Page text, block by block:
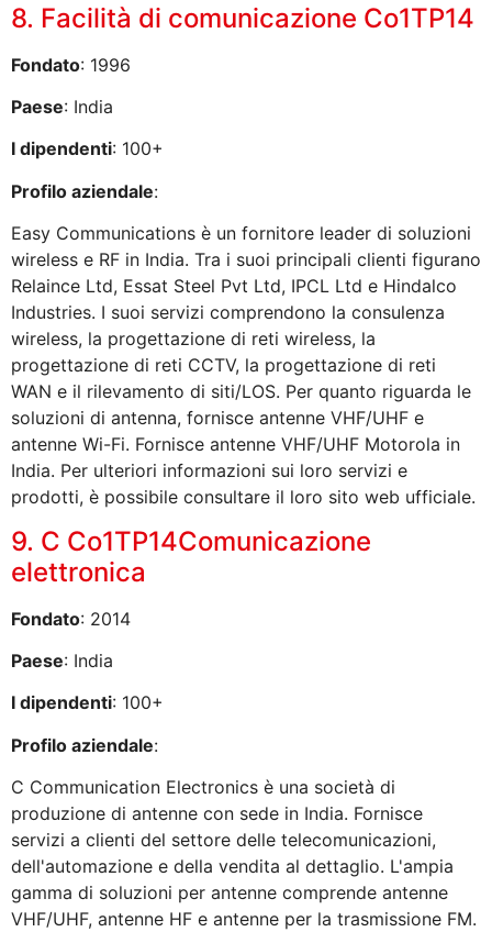
8. Facilità di comunicazione Co1TP14
Fondato: 1996
Paese: India
I dipendenti: 100+
Profilo aziendale:
Easy Communications è un fornitore leader di soluzioni
wireless e RF in India. Tra i suoi principali clienti figurano
Relaince Ltd, Essat Steel Pvt Ltd, IPCL Ltd e Hindalco
Industries. I suoi servizi comprendono la consulenza
wireless, la progettazione di reti wireless, la
progettazione di reti CCTV, la progettazione di reti
WAN e il rilevamento di siti/LOS. Per quanto riguarda le
soluzioni di antenna, fornisce antenne VHF/UHF e
antenne Wi-Fi. Fornisce antenne VHF/UHF Motorola in
India. Per ulteriori informazioni sui loro servizi e
prodotti, è possibile consultare il loro sito web ufficiale.
9. C Co1TP14Comunicazione
elettronica
Fondato: 2014
Paese: India
I dipendenti: 100+
Profilo aziendale:
C Communication Electronics è una società di
produzione di antenne con sede in India. Fornisce
servizi a clienti del settore delle telecomunicazioni,
dell'automazione e della vendita al dettaglio. L'ampia
gamma di soluzioni per antenne comprende antenne
VHF/UHF, antenne HF e antenne per la trasmissione FM.